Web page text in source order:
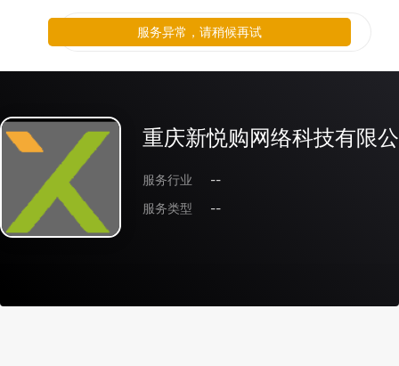
重庆新悦购网络科技有限
服务行业
--
服务类型
--
服务异常，请稍候再试